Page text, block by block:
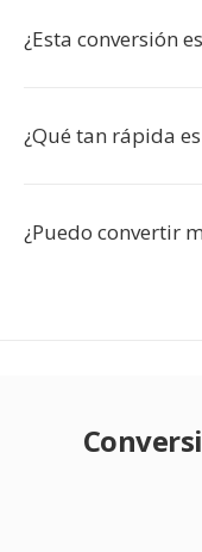
¿Esta conversión
¿Qué tan rápida
¿Puedo convertir